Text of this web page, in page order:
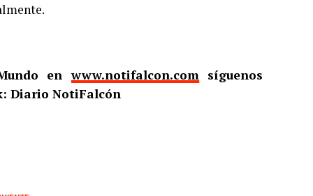
enwww.notifalcon.comsíguenos
Diario NotiFalcón